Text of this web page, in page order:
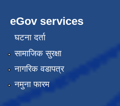
eGov services
घटना दर्ता
सामाजिक सुरक्षा
नागरिक वडापत्र
नमुना फारम